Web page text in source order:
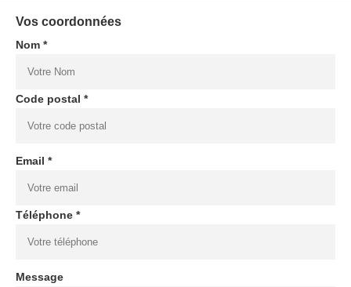
Vos coordonnées
Nom *
Code postal *
Email *
Téléphone *
Message